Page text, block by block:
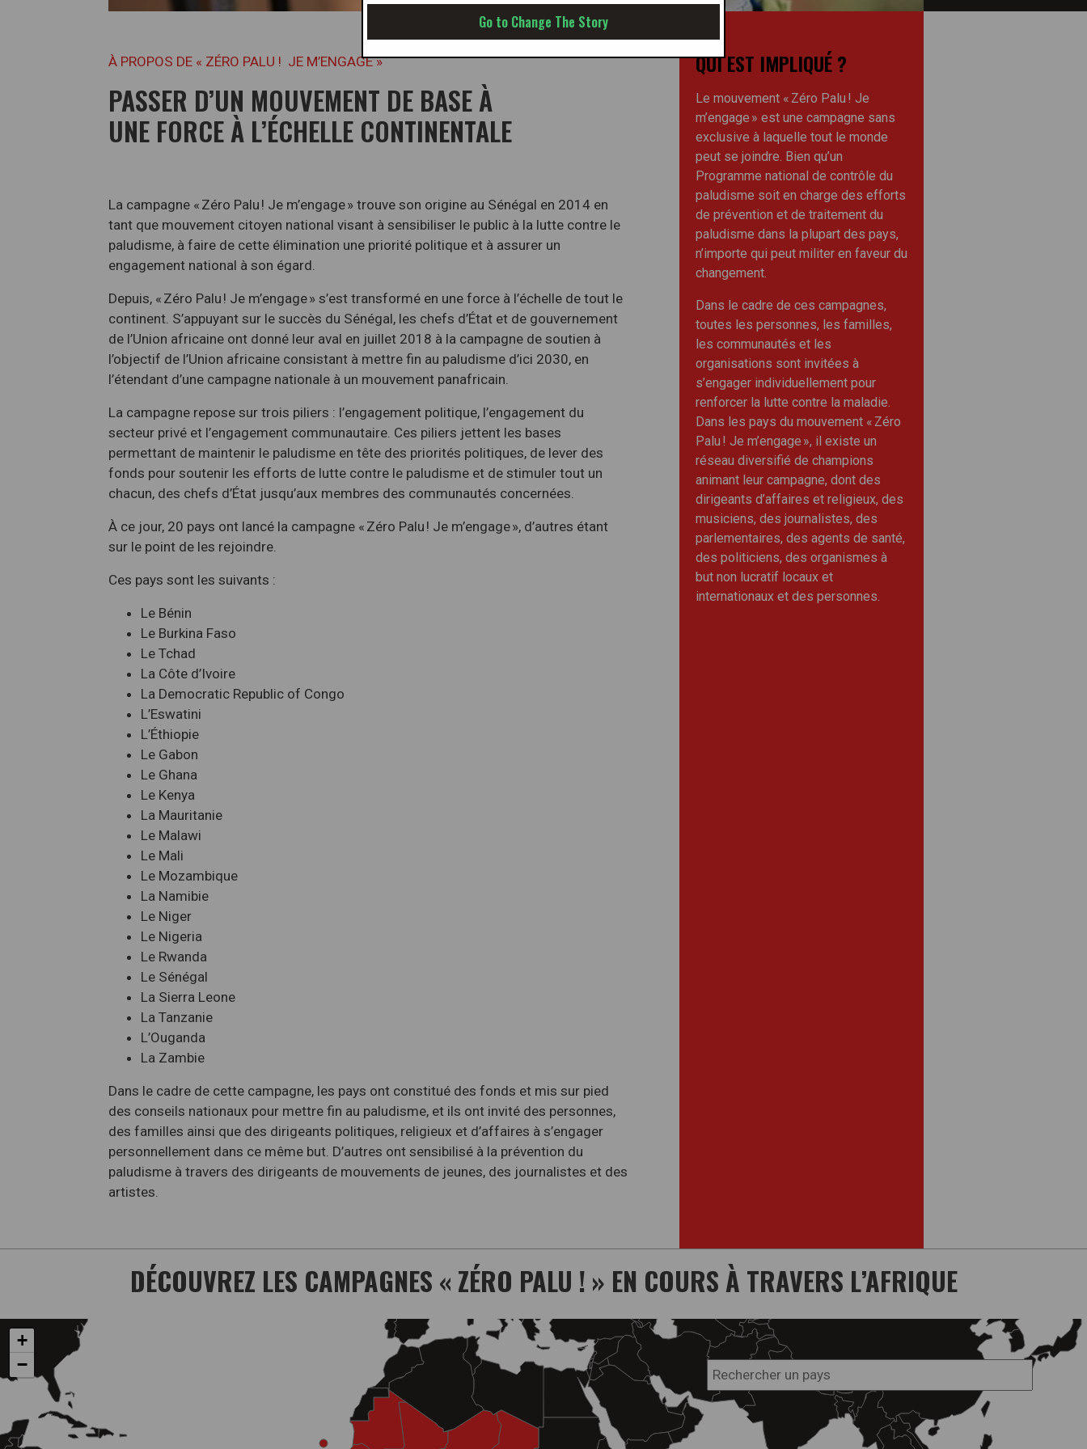
À PROPOS DE « ZÉRO PALU ! JE M’ENGAGE »
PASSER D’UN MOUVEMENT DE BASE À
UNE FORCE À L’ÉCHELLE CONTINENTALE
La campagne « Zéro Palu ! Je m’engage » trouve son origine au Sénégal en 2014 en
tant que mouvement citoyen national visant à sensibiliser le public à la lutte contre le
paludisme, à faire de cette élimination une priorité politique et à assurer un
engagement national à son égard.
Depuis, « Zéro Palu ! Je m’engage » s’est transformé en une force à l’échelle de tout le
continent. S’appuyant sur le succès du Sénégal, les chefs d’État et de gouvernement
de l’Union africaine ont donné leur aval en juillet 2018 à la campagne de soutien à
l’objectif de l’Union africaine consistant à mettre fin au paludisme d’ici 2030, en
l’étendant d’une campagne nationale à un mouvement panafricain.
La campagne repose sur trois piliers : l’engagement politique, l’engagement du
secteur privé et l’engagement communautaire. Ces piliers jettent les bases
permettant de maintenir le paludisme en tête des priorités politiques, de lever des
fonds pour soutenir les efforts de lutte contre le paludisme et de stimuler tout un
chacun, des chefs d’État jusqu’aux membres des communautés concernées.
À ce jour, 20 pays ont lancé la campagne « Zéro Palu ! Je m’engage », d’autres étant
sur le point de les rejoindre.
Ces pays sont les suivants :
Le Bénin
Le Burkina Faso
Le Tchad
La Côte d’Ivoire
La Democratic Republic of Congo
L’Eswatini
L’Éthiopie
Le Gabon
Le Ghana
Le Kenya
La Mauritanie
Le Malawi
Le Mali
Le Mozambique
La Namibie
Le Niger
Le Nigeria
Le Rwanda
Le Sénégal
La Sierra Leone
La Tanzanie
L’Ouganda
La Zambie
Dans le cadre de cette campagne, les pays ont constitué des fonds et mis sur pied
des conseils nationaux pour mettre fin au paludisme, et ils ont invité des personnes,
des familles ainsi que des dirigeants politiques, religieux et d’affaires à s’engager
personnellement dans ce même but. D’autres ont sensibilisé à la prévention du
paludisme à travers des dirigeants de mouvements de jeunes, des journalistes et des
artistes.
QUI EST IMPLIQUÉ ?
Le mouvement « Zéro Palu ! Je
m’engage » est une campagne sans
exclusive à laquelle tout le monde
peut se joindre. Bien qu’un
Programme national de contrôle du
paludisme soit en charge des efforts
de prévention et de traitement du
paludisme dans la plupart des pays,
n’importe qui peut militer en faveur du
changement.
Dans le cadre de ces campagnes,
toutes les personnes, les familles,
les communautés et les
organisations sont invitées à
s’engager individuellement pour
renforcer la lutte contre la maladie.
Dans les pays du mouvement « Zéro
Palu ! Je m’engage », il existe un
réseau diversifié de champions
animant leur campagne, dont des
dirigeants d’affaires et religieux, des
musiciens, des journalistes, des
parlementaires, des agents de santé,
des politiciens, des organismes à
but non lucratif locaux et
internationaux et des personnes.
DÉCOUVREZ LES CAMPAGNES « ZÉRO PALU ! » EN COURS À TRAVERS L’AFRIQUE
+
−
Go to Change The Story